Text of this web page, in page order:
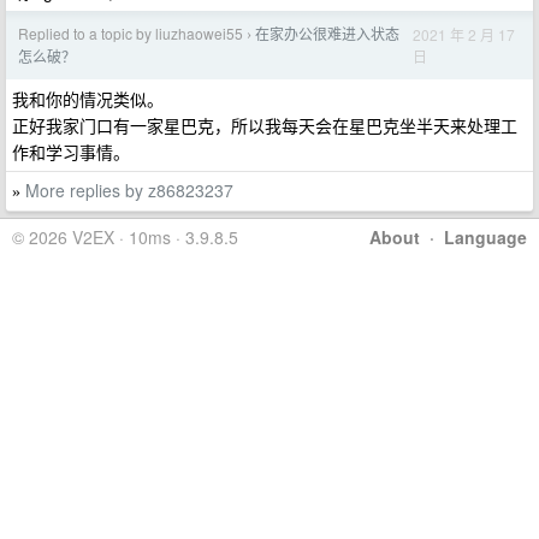
Replied to a topic by liuzhaowei55 › 在家办公很难进入状态
怎么破？
2021 年 2 月 17
日
我和你的情况类似。
正好我家门口有一家星巴克，所以我每天会在星巴克坐半天来处理工
作和学习事情。
» More replies by z86823237
About · Language
© 2026 V2EX · 10ms · 3.9.8.5